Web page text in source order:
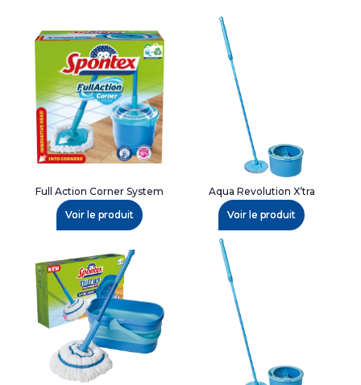
Full Action Corner System
Voir le produit
Aqua Revolution X’tra
Voir le produit